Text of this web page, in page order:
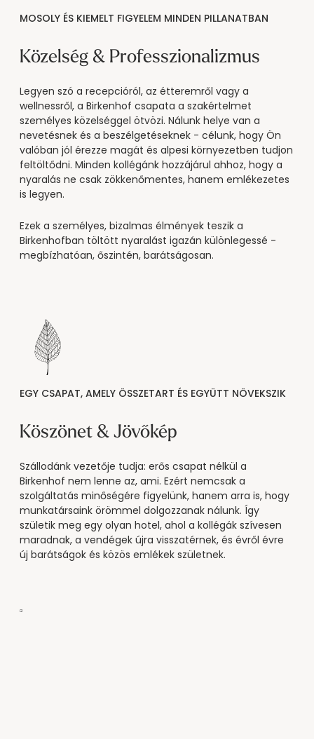
MOSOLY ÉS KIEMELT FIGYELEM MINDEN PILLANATBAN
Közelség & Professzionalizmus
Legyen szó a recepcióról, az étteremről vagy a
wellnessről, a Birkenhof csapata a szakértelmet
személyes közelséggel ötvözi. Nálunk helye van a
nevetésnek és a beszélgetéseknek - célunk, hogy Ön
valóban jól érezze magát és alpesi környezetben tudjon
feltöltődni. Minden kollégánk hozzájárul ahhoz, hogy a
nyaralás ne csak zökkenőmentes, hanem emlékezetes
is legyen.
Ezek a személyes, bizalmas élmények teszik a
Birkenhofban töltött nyaralást igazán különlegessé -
megbízhatóan, őszintén, barátságosan.
EGY CSAPAT, AMELY ÖSSZETART ÉS EGYÜTT NÖVEKSZIK
Köszönet & Jövőkép
Szállodánk vezetője tudja: erős csapat nélkül a
Birkenhof nem lenne az, ami. Ezért nemcsak a
szolgáltatás minőségére figyelünk, hanem arra is, hogy
munkatársaink örömmel dolgozzanak nálunk. Így
születik meg egy olyan hotel, ahol a kollégák szívesen
maradnak, a vendégek újra visszatérnek, és évről évre
új barátságok és közös emlékek születnek.